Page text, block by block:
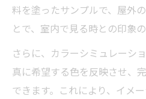
料を塗ったサンプルで、屋外
とで、室内で見る時との印象
さらに、カラーシミュレーシ
真に希望する色を反映させ、
できます。これにより、イメ